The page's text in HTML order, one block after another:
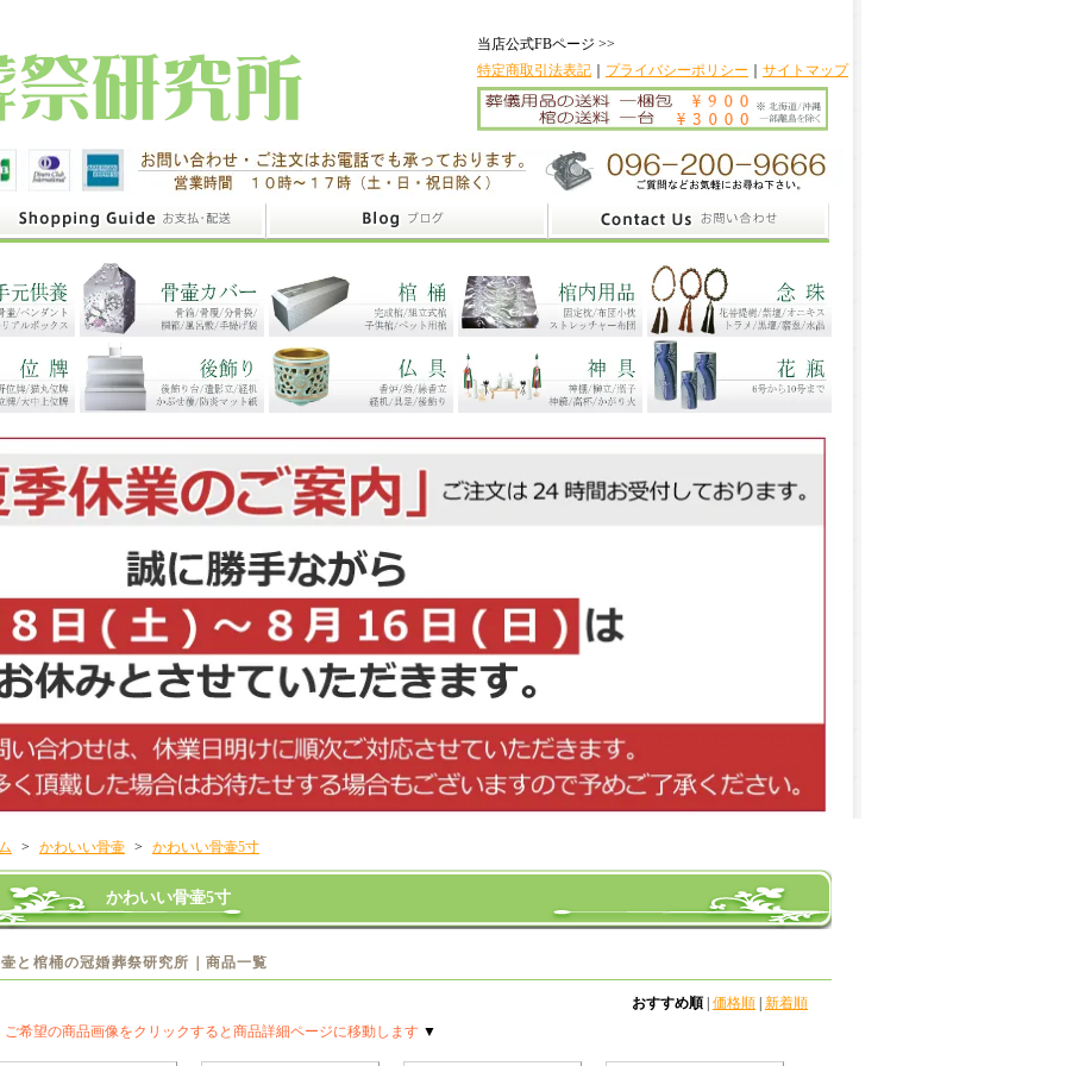
当店公式FBページ >>
特定商取引法表記
プライバシーポリシー サイトマップ
> かわいい骨壷 > かわいい骨壷5寸
かわいい骨壷5寸
と棺桶の冠婚葬祭研究所｜商品一覧
おすすめ順 価格順 新着順
ご希望の商品画像をクリックすると商品詳細ページに移動します ▼